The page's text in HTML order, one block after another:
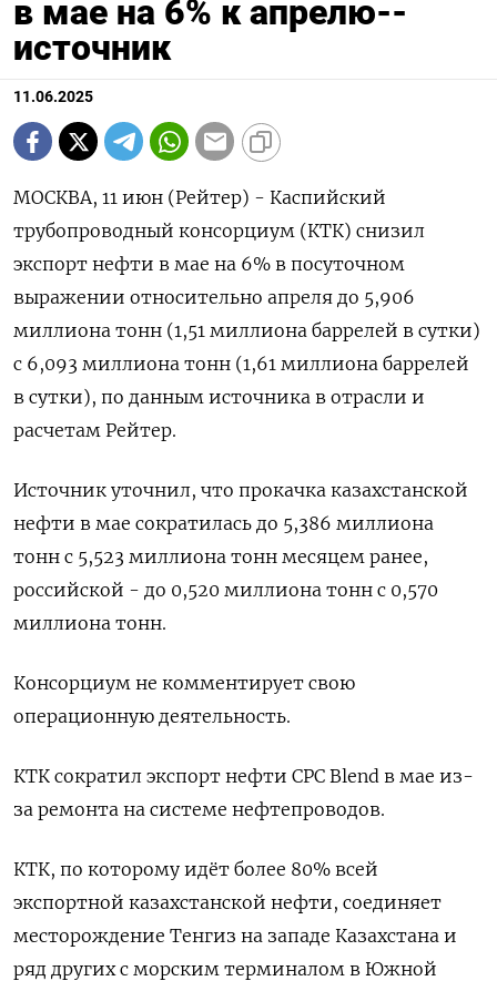
в мае на 6% к апрелю--
источник
11.06.2025
МОСКВА, 11 июн (Рейтер) - Каспийский
трубопроводный консорциум (КТК) снизил
экспорт нефти в мае на 6% в посуточном
выражении относительно апреля до 5,906
миллиона тонн (1,51 миллиона баррелей в сутки)
с 6,093 миллиона тонн (1,61 миллиона баррелей
в сутки), по данным источника в отрасли и
расчетам Рейтер.
Источник уточнил, что прокачка казахстанской
нефти в мае сократилась до 5,386 миллиона
тонн с 5,523 миллиона тонн месяцем ранее,
российской - до 0,520 миллиона тонн с 0,570
миллиона тонн.
Консорциум не комментирует свою
операционную деятельность.
КТК сократил экспорт нефти CPC Blend в мае из-
за ремонта на системе нефтепроводов.
КТК, по которому идёт более 80% всей
экспортной казахстанской нефти, соединяет
месторождение Тенгиз на западе Казахстана и
ряд других с морским терминалом в Южной